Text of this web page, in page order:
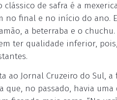
clássico de safra é a
no final e no início do ano.
a beterraba e o
ter qualidade inferior,
ao Jornal Cruzeiro do Sul,
que, no passado, havia